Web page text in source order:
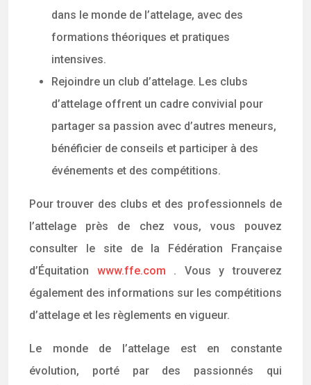
dans le monde de l’attelage, avec des
formations théoriques et pratiques
intensives.
Rejoindre un club d’attelage. Les clubs
d’attelage offrent un cadre convivial pour
partager sa passion avec d’autres meneurs,
bénéficier de conseils et participer à des
événements et des compétitions.
Pour trouver des clubs et des professionnels de
l’attelage près de chez vous, vous pouvez
consulter le site de la Fédération Française
d’Équitation www.ffe.com . Vous y trouverez
également des informations sur les compétitions
d’attelage et les règlements en vigueur.
Le monde de l’attelage est en constante
évolution, porté par des passionnés qui